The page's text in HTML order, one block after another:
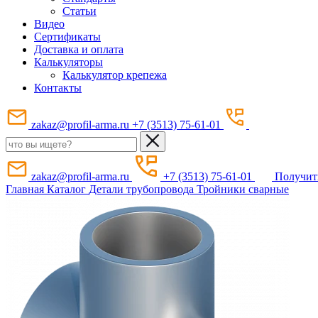
Статьи
Видео
Сертификаты
Доставка и оплата
Калькуляторы
Калькулятор крепежа
Контакты
zakaz@profil-arma.ru +7 (3513) 75-61-01
zakaz@profil-arma.ru +7 (3513) 75-61-01
Главная Каталог Детали трубопровода Тройники сварные